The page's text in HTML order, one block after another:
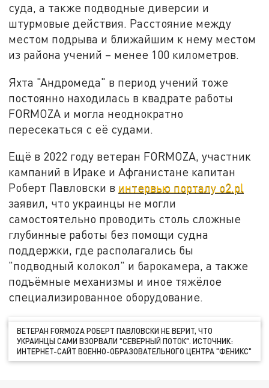
суда, а также подводные диверсии и
штурмовые действия. Расстояние между
местом подрыва и ближайшим к нему местом
из района учений – менее 100 километров.
Яхта "Андромеда" в период учений тоже
постоянно находилась в квадрате работы
FORMOZA и могла неоднократно
пересекаться с её судами.
Ещё в 2022 году ветеран FORMOZA, участник
кампаний в Ираке и Афганистане капитан
Роберт Павловски в интервью порталу o2.pl
заявил, что украинцы не могли
самостоятельно проводить столь сложные
глубинные работы без помощи судна
поддержки, где располагались бы
"подводный колокол" и барокамера, а также
подъёмные механизмы и иное тяжёлое
специализированное оборудование.
ВЕТЕРАН FORMOZA РОБЕРТ ПАВЛОВСКИ НЕ ВЕРИТ, ЧТО
УКРАИНЦЫ САМИ ВЗОРВАЛИ "СЕВЕРНЫЙ ПОТОК". ИСТОЧНИК:
ИНТЕРНЕТ-САЙТ ВОЕННО-ОБРАЗОВАТЕЛЬНОГО ЦЕНТРА "ФЕНИКС"